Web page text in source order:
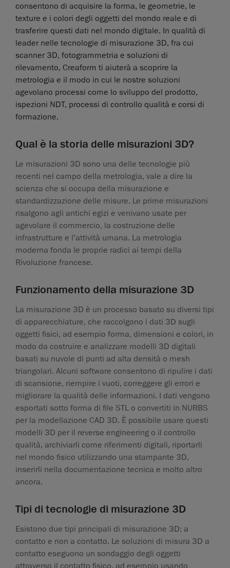
consentono di acquisire la forma, le geometrie, le
texture e i colori degli oggetti del mondo reale e di
trasferire questi dati nel mondo digitale. In qualità di
leader nelle tecnologie di misurazione 3D, fra cui
scanner 3D, fotogrammetria e soluzioni di
rilevamento, Creaform ti aiuterà a scoprire la
metrologia e il modo in cui le nostre soluzioni
agevolano processi come lo sviluppo del prodotto,
ispezioni NDT, processi di controllo qualità e corsi di
formazione.
Qual è la storia delle misurazioni 3D?
Le misurazioni 3D sono una delle tecnologie più
recenti nel campo della metrologia, vale a dire la
scienza che si occupa della misurazione e
standardizzazione delle misure. Le prime misurazioni
risalgono agli antichi egizi e venivano usate per
agevolare il commercio, la costruzione delle
infrastrutture e l’attività umana. La metrologia
moderna fonda le proprie radici ai tempi della
Rivoluzione francese.
Funzionamento della misurazione 3D
La misurazione 3D è un processo basato su diversi tipi
di apparecchiature, che raccolgono i dati 3D sugli
oggetti fisici, ad esempio forma, dimensioni e colori, in
modo da costruire e analizzare modelli 3D digitali
basati su nuvole di punti ad alta densità o mesh
triangolari. Alcuni software consentono di ripulire i dati
di scansione, riempire i vuoti, correggere gli errori e
migliorare la qualità delle informazioni. I dati vengono
esportati sotto forma di file STL o convertiti in NURBS
per la modellazione CAD 3D. È possibile usare questi
modelli 3D per il reverse engineering o il controllo
qualità, archiviarli come riferimenti digitali, riportarli
nel mondo fisico utilizzando una stampante 3D,
inserirli nella documentazione tecnica e molto altro
ancora.
Tipi di tecnologie di misurazione 3D
Esistono due tipi principali di misurazione 3D: a
contatto e non a contatto. Le soluzioni di misura 3D a
contatto eseguono un sondaggio degli oggetti